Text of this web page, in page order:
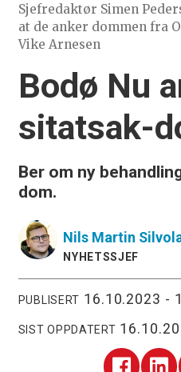
Sjefredaktør Simen
at de anker dommen fra
Vike Arnesen
Bodø Nu
sitatsak-
Ber om ny
dom.
Nils Martin
NYHETSSJEF
PUBLISERT 16.10.2023 -
SIST OPPDATERT